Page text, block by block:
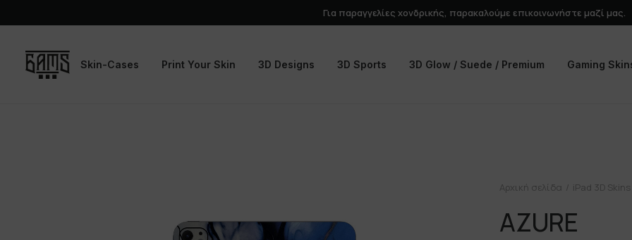
Για παραγγελίες χονδρικής, παρακαλούμε επικοινωνήστε μαζί μας.
Skin-Cases Print Your Skin 3D Designs 3D Sports 3D Glow / Suede / Premium Gaming
Αρχική σελίδα iPad 3D Skins
AZURE